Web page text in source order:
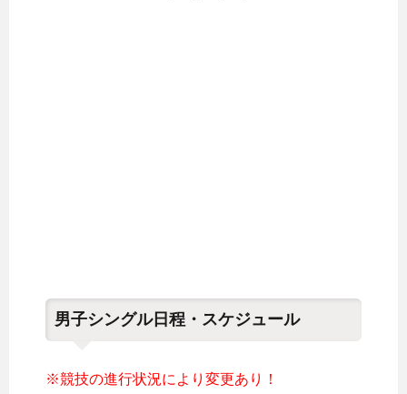
男子シングル日程・スケジュール
※競技の進行状況により変更あり！